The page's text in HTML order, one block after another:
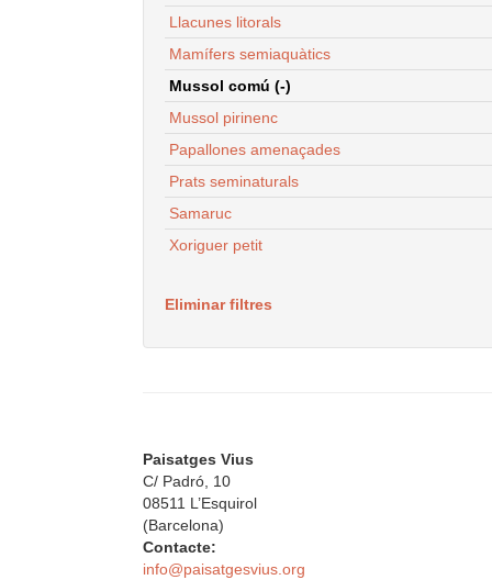
Llacunes litorals
Mamífers semiaquàtics
Mussol comú (-)
Mussol pirinenc
Papallones amenaçades
Prats seminaturals
Samaruc
Xoriguer petit
Eliminar filtres
Paisatges Vius
C/ Padró, 10
08511 L’Esquirol
(Barcelona)
Contacte:
info@paisatgesvius.org